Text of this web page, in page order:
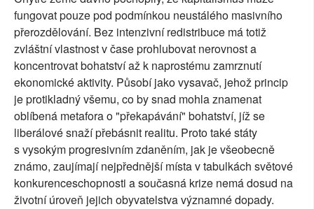
fungovat pouze pod podmínkou neustálého masivního
přerozdělování. Bez intenzivní redistribuce má totiž
zvláštní vlastnost v čase prohlubovat nerovnost a
koncentrovat bohatství až k naprostému zamrznutí
ekonomické aktivity. Působí jako vysavač, jehož princip
je protikladný všemu, co by snad mohla znamenat
oblíbená metafora o "překapávání" bohatství, jíž se
liberálové snaží přebásnit realitu. Proto také státy
s vysokým progresivním zdaněním, jak je všeobecně
známo, zaujímají nejpřednější místa v tabulkách světové
konkurenceschopnosti a současná krize nemá dosud na
životní úroveň jejich obyvatelstva významné dopady.